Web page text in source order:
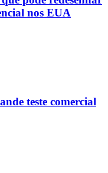
nos EUA
teste comercial